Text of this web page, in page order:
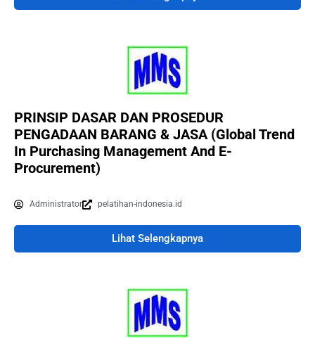
PRINSIP DASAR DAN PROSEDUR
PENGADAAN BARANG & JASA (Global Trend
In Purchasing Management And E-
Procurement)
Administrator pelatihan-indonesia.id
Lihat Selengkapnya